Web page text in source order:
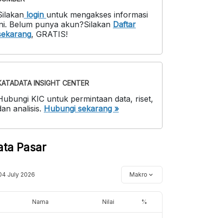
login untuk mengakses informasi
. Belum punya akun?Silakan Daftar
, GRATIS!
INSIGHT CENTER
KIC untuk permintaan data, riset,
analisis. Hubungi sekarang »
Pasar
July 2026 Makro
Nama Nilai %